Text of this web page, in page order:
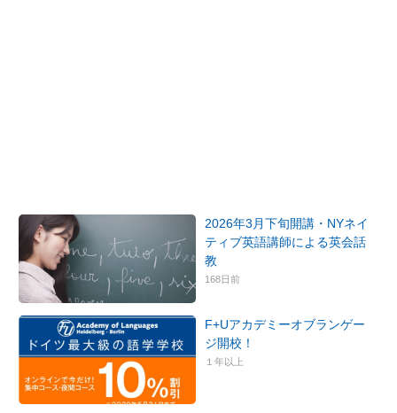
2026年3月下旬開講・NYネイ
ティブ英語講師による英会話
教
168日前
F+Uアカデミーオブランゲー
ジ開校！
１年以上